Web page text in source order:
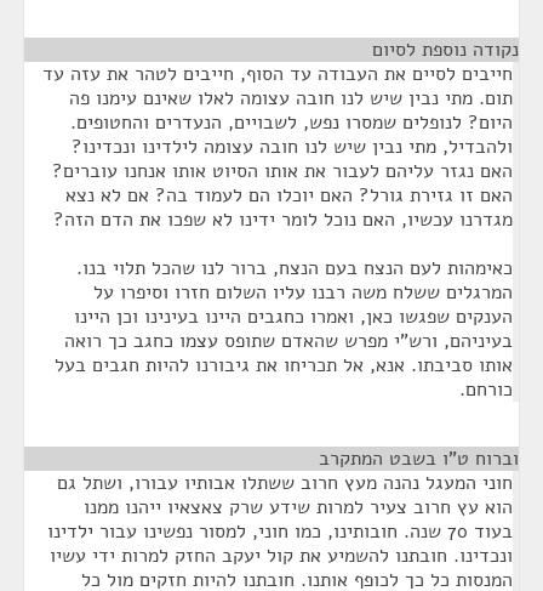
נקודה נוספת לסיום
חייבים לסיים את העבודה עד הסוף, חייבים לטהר את עזה עד
תום. מתי נבין שיש לנו חובה עצומה לאלו שאינם עימנו פה
היום? לנופלים שמסרו נפש, לשבויים, הנעדרים והחטופים.
ולהבדיל, מתי נבין שיש לנו חובה עצומה לילדינו ונכדינו?
האם נגזר עליהם לעבור את אותו הסיוט אותו אנחנו עוברים?
האם זו גזירת גורל? האם יוכלו הם לעמוד בה? אם לא נצא
מגדרנו עכשיו, האם נוכל לומר ידינו לא שפכו את הדם הזה?
כאימהות לעם הנצח בעם הנצח, ברור לנו שהכל תלוי בנו.
המרגלים ששלח משה רבנו עליו השלום חזרו וסיפרו על
הענקים שפגשו כאן, ואמרו כחגבים היינו בעינינו וכן היינו
בעיניהם, ורש"י מפרש שהאדם שתופס עצמו כחגב כך רואה
אותו סביבתו. אנא, אל תכריחו את גיבורנו להיות חגבים בעל
כורחם.
וברוח ט"ו בשבט המתקרב
חוני המעגל נהנה מעץ חרוב ששתלו אבותיו עבורו, ושתל גם
הוא עץ חרוב צעיר למרות שידע שרק צאצאיו ייהנו ממנו
בעוד 70 שנה. חובותינו, כמו חוני, למסור נפשינו עבור ילדינו
ונכדינו. חובתנו להשמיע את קול יעקב החזק למרות ידי עשיו
המנסות כל כך לכופף אותנו. חובתנו להיות חזקים מול כל